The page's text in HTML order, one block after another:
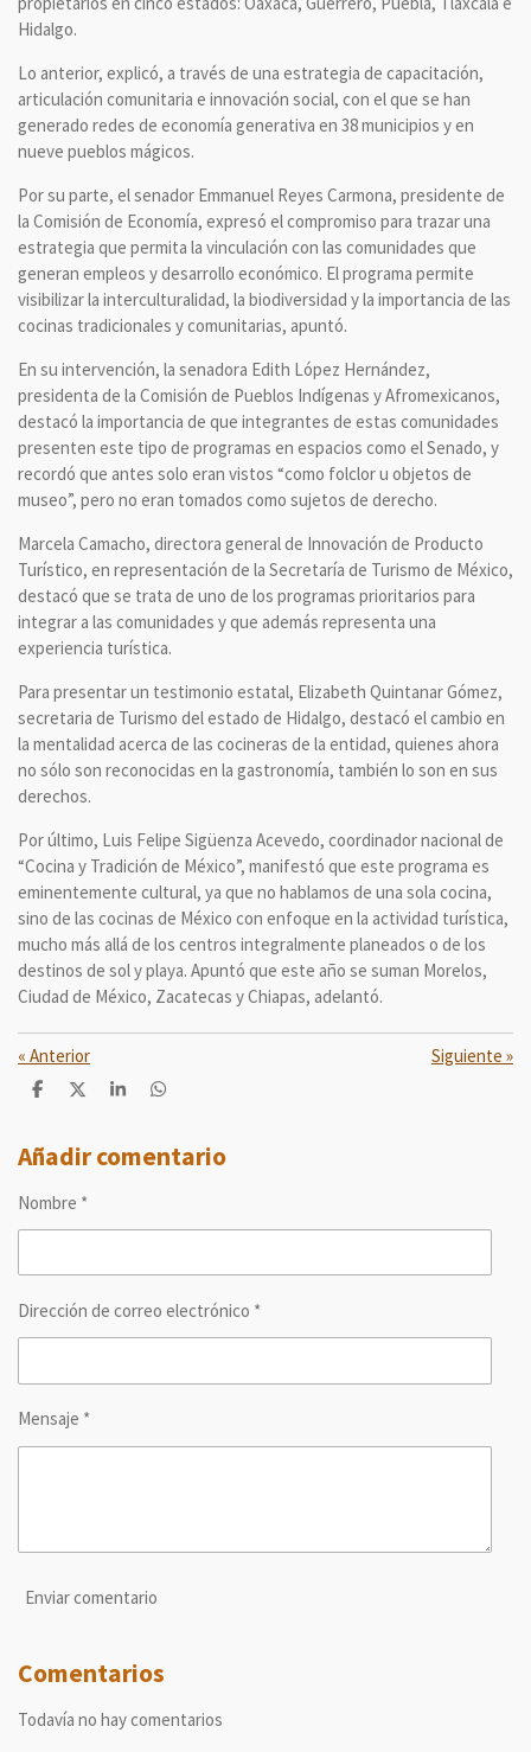
Hidalgo.
Lo anterior, explicó, a través de una estrategia de capacitación,
articulación comunitaria e innovación social, con el que se han
generado redes de economía generativa en 38 municipios y en
nueve pueblos mágicos.
Por su parte, el senador Emmanuel Reyes Carmona, presidente de
la Comisión de Economía, expresó el compromiso para trazar una
estrategia que permita la vinculación con las comunidades que
generan empleos y desarrollo económico. El programa permite
visibilizar la interculturalidad, la biodiversidad y la importancia de las
cocinas tradicionales y comunitarias, apuntó.
En su intervención, la senadora Edith López Hernández,
presidenta de la Comisión de Pueblos Indígenas y Afromexicanos,
destacó la importancia de que integrantes de estas comunidades
presenten este tipo de programas en espacios como el Senado, y
recordó que antes solo eran vistos “como folclor u objetos de
museo”, pero no eran tomados como sujetos de derecho.
Marcela Camacho, directora general de Innovación de Producto
Turístico, en representación de la Secretaría de Turismo de México,
destacó que se trata de uno de los programas prioritarios para
integrar a las comunidades y que además representa una
experiencia turística.
Para presentar un testimonio estatal, Elizabeth Quintanar Gómez,
secretaria de Turismo del estado de Hidalgo, destacó el cambio en
la mentalidad acerca de las cocineras de la entidad, quienes ahora
no sólo son reconocidas en la gastronomía, también lo son en sus
derechos.
Por último, Luis Felipe Sigüenza Acevedo, coordinador nacional de
“Cocina y Tradición de México”, manifestó que este programa es
eminentemente cultural, ya que no hablamos de una sola cocina,
sino de las cocinas de México con enfoque en la actividad turística,
mucho más allá de los centros integralmente planeados o de los
destinos de sol y playa. Apuntó que este año se suman Morelos,
Ciudad de México, Zacatecas y Chiapas, adelantó.
« Anterior Siguiente »
C
p
a
t
C
p
a
C
p
a
C
p
a
Añadir comentario
Nombre *
Dirección de correo electrónico *
Mensaje *
Enviar comentario
Comentarios
Todavía no hay comentarios